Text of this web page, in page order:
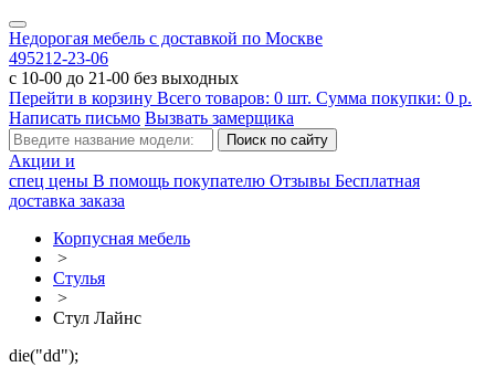
Недорогая мебель с доставкой по Москве
495212-23-06
с 10-00 до 21-00 без выходных
Перейти в корзину Всего товаров: 0 шт. Сумма покупки: 0 р.
Написать письмо Вызвать замерщика
Акции и
спец цены В помощь покупателю Отзывы Бесплатная
доставка заказа
Корпусная мебель
>
Стулья
>
Стул Лайнс
die("dd");